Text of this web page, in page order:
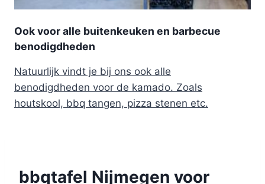
Ook voor alle buitenkeuken en barbecue
benodigdheden
Natuurlijk vindt je bij ons ook alle
benodigdheden voor de kamado. Zoals
houtskool, bbq tangen, pizza stenen etc.
bbqtafel Nijmegen voor